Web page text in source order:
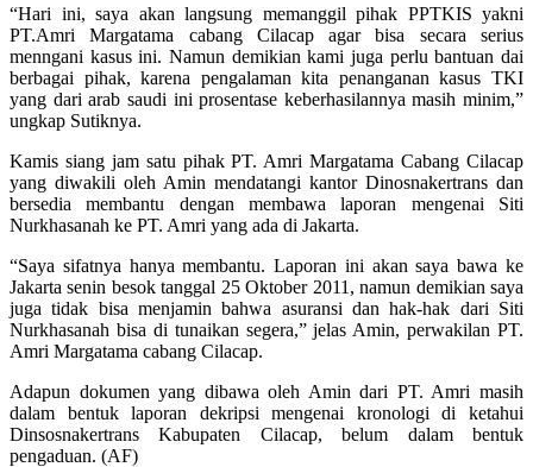
“Hari ini, saya akan langsung memanggil pihak PPTKIS yakni
PT.Amri Margatama cabang Cilacap agar bisa secara serius
menngani kasus ini. Namun demikian kami juga perlu bantuan dai
berbagai pihak, karena pengalaman kita penanganan kasus TKI
yang dari arab saudi ini prosentase keberhasilannya masih minim,”
ungkap Sutiknya.
Kamis siang jam satu pihak PT. Amri Margatama Cabang Cilacap
yang diwakili oleh Amin mendatangi kantor Dinosnakertrans dan
bersedia membantu dengan membawa laporan mengenai Siti
Nurkhasanah ke PT. Amri yang ada di Jakarta.
“Saya sifatnya hanya membantu. Laporan ini akan saya bawa ke
Jakarta senin besok tanggal 25 Oktober 2011, namun demikian saya
juga tidak bisa menjamin bahwa asuransi dan hak-hak dari Siti
Nurkhasanah bisa di tunaikan segera,” jelas Amin, perwakilan PT.
Amri Margatama cabang Cilacap.
Adapun dokumen yang dibawa oleh Amin dari PT. Amri masih
dalam bentuk laporan dekripsi mengenai kronologi di ketahui
Dinsosnakertrans Kabupaten Cilacap, belum dalam bentuk
pengaduan. (AF)